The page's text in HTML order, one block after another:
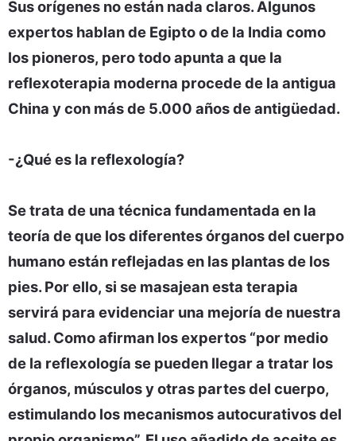
Sus orígenes no están nada claros. Algunos
expertos hablan de Egipto o de la India como
los pioneros, pero todo apunta a que la
reflexoterapia moderna procede de la antigua
China y con más de 5.000 años de antigüedad.
-¿Qué es la reflexología?
Se trata de una técnica fundamentada en la
teoría de que los diferentes órganos del cuerpo
humano están reflejadas en las plantas de los
pies. Por ello, si se masajean esta terapia
servirá para evidenciar una mejoría de nuestra
salud. Como afirman los expertos “por medio
de la reflexología se pueden llegar a tratar los
órganos, músculos y otras partes del cuerpo,
estimulando los mecanismos autocurativos del